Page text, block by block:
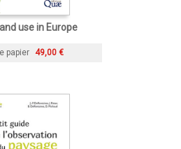
use in Europe
papier 49,00 €